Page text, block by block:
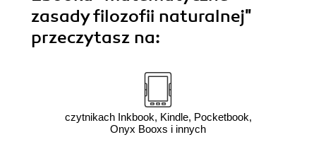
zasady filozofii naturalnej"
przeczytasz na:
czytnikach Inkbook, Kindle, Pocketbook,
Onyx Booxs i innych